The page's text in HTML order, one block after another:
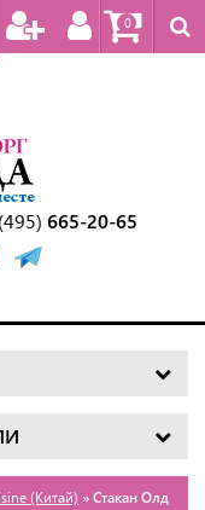
0
665-20-65
(Китай) » Стакан Олд